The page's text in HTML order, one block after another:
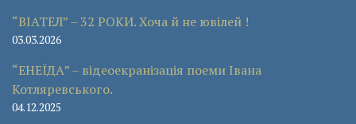
“ВІАТЕЛ” – 32 РОКИ. Хоча й не ювілей !
03.03.2026
“ЕНЕЇДА” – відеоекранізація поеми Івана
Котляревського.
04.12.2025